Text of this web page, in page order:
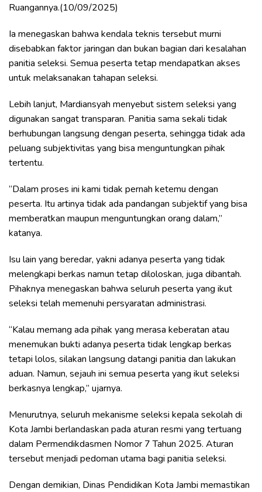
Ruangannya.(10/09/2025)
Ia menegaskan bahwa kendala teknis tersebut murni
disebabkan faktor jaringan dan bukan bagian dari kesalahan
panitia seleksi. Semua peserta tetap mendapatkan akses
untuk melaksanakan tahapan seleksi.
Lebih lanjut, Mardiansyah menyebut sistem seleksi yang
digunakan sangat transparan. Panitia sama sekali tidak
berhubungan langsung dengan peserta, sehingga tidak ada
peluang subjektivitas yang bisa menguntungkan pihak
tertentu.
“Dalam proses ini kami tidak pernah ketemu dengan
peserta. Itu artinya tidak ada pandangan subjektif yang bisa
memberatkan maupun menguntungkan orang dalam,”
katanya.
Isu lain yang beredar, yakni adanya peserta yang tidak
melengkapi berkas namun tetap diloloskan, juga dibantah.
Pihaknya menegaskan bahwa seluruh peserta yang ikut
seleksi telah memenuhi persyaratan administrasi.
“Kalau memang ada pihak yang merasa keberatan atau
menemukan bukti adanya peserta tidak lengkap berkas
tetapi lolos, silakan langsung datangi panitia dan lakukan
aduan. Namun, sejauh ini semua peserta yang ikut seleksi
berkasnya lengkap,” ujarnya.
Menurutnya, seluruh mekanisme seleksi kepala sekolah di
Kota Jambi berlandaskan pada aturan resmi yang tertuang
dalam Permendikdasmen Nomor 7 Tahun 2025. Aturan
tersebut menjadi pedoman utama bagi panitia seleksi.
Dengan demikian, Dinas Pendidikan Kota Jambi memastikan